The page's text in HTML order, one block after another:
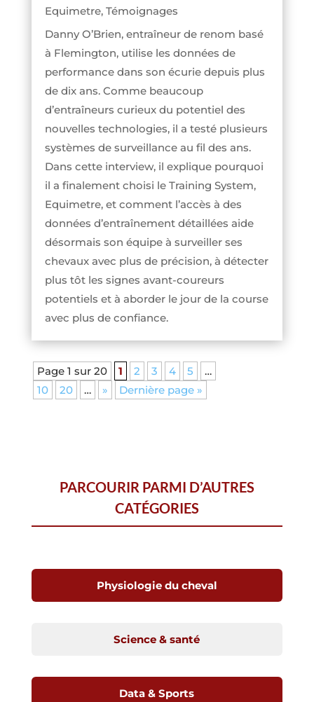
Equimetre, Témoignages
Danny O’Brien, entraîneur de renom basé
à Flemington, utilise les données de
performance dans son écurie depuis plus
de dix ans. Comme beaucoup
d’entraîneurs curieux du potentiel des
nouvelles technologies, il a testé plusieurs
systèmes de surveillance au fil des ans.
Dans cette interview, il explique pourquoi
il a finalement choisi le Training System,
Equimetre, et comment l’accès à des
données d’entraînement détaillées aide
désormais son équipe à surveiller ses
chevaux avec plus de précision, à détecter
plus tôt les signes avant-coureurs
potentiels et à aborder le jour de la course
avec plus de confiance.
Page 1 sur 20 1 2 3 4 5
…
10
20 … » Dernière page »
PARCOURIR PARMI D’AUTRES
CATÉGORIES
Physiologie du cheval
Science & santé
Data & Sports